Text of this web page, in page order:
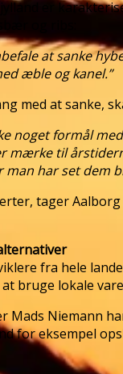
er
og ribs:
at sanke
æble og kanel.”
med at sanke,
noget formål
mærke til
man har set dem
tager
fra hele
bruge lokale
Mads Niemann
for eksempel